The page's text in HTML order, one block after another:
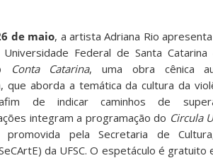
de maio, a artista Adriana Rio
Federal de Santa Catarina
Conta Catarina, uma obra cênica
que aborda a temática da cultura da
de indicar caminhos de
integram a programação do Circula
promovida pela Secretaria de
da UFSC. O espetáculo é gratuito